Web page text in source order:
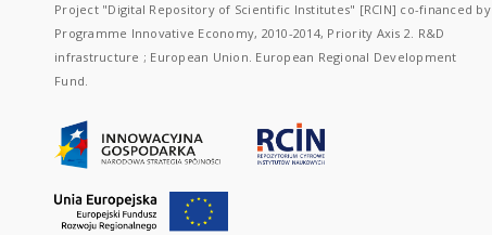
Project "Digital Repository of Scientific Institutes" [RCIN] co-financed by
Programme Innovative Economy, 2010-2014, Priority Axis 2. R&D
infrastructure ; European Union. European Regional Development
Fund.